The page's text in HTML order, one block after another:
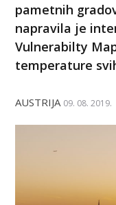
pametnih
napravila je
Vulnerabilty
temperature
AUSTRIJA 09. 08. 2019.